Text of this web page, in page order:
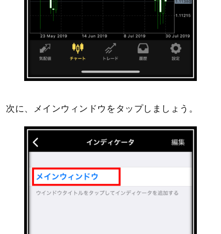
次に、メインウィンドウをタップしましょう。